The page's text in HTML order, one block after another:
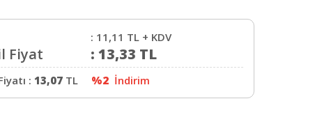
: 11,11 TL + KDV
Fiyat : 13,33 TL
: 13,07 TL %2 İndirim